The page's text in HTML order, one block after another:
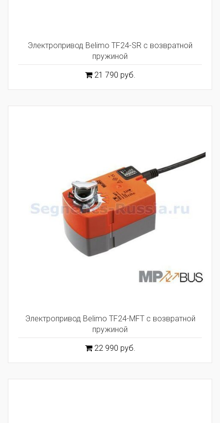
Электропривод Belimo TF24-SR с возвратной
пружиной
21 790 руб.
Электропривод Belimo TF24-MFT с возвратной
пружиной
22 990 руб.